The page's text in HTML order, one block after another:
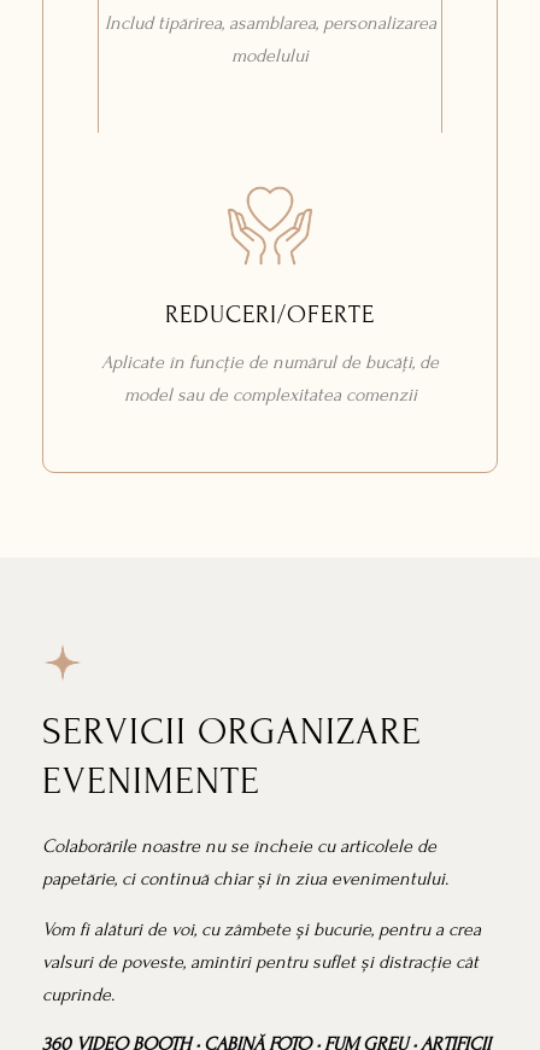
Includ tipărirea, asamblarea, personalizarea
modelului
REDUCERI/OFERTE
Aplicate în funcție de numărul de bucăți, de
model sau de complexitatea comenzii
SERVICII ORGANIZARE
EVENIMENTE
Colaborările noastre nu se încheie cu articolele de
papetărie, ci continuă chiar și în ziua evenimentului.
Vom fi alături de voi, cu zâmbete și bucurie, pentru a crea
valsuri de poveste, amintiri pentru suflet și distracție cât
cuprinde.
360 VIDEO BOOTH • CABINĂ FOTO • FUM GREU • ARTIFICII